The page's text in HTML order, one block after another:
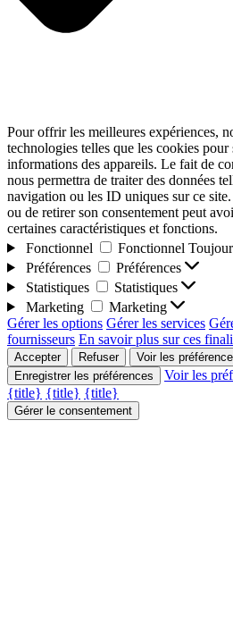
Pour offrir les meilleures expériences,
technologies telles que les cookies
informations des appareils. Le fait de
nous permettra de traiter des données
navigation ou les ID uniques sur ce
ou de retirer son consentement peut
certaines caractéristiques et fonctions.
Fonctionnel
Fonctionnel
Préférences
Préférences
Statistiques
Statistiques
Marketing
Marketing
Gérer les options Gérer les services
fournisseurs En savoir plus sur ces
Accepter Refuser
Voir les
Enregistrer les préférences
Voir les
{title} {title} {title}
Gérer le consentement